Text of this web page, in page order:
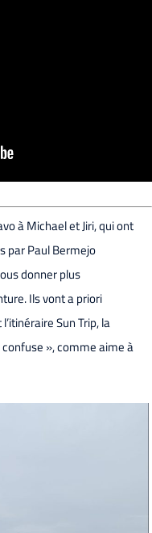
à Michael et Jiri, qui ont
par Paul Bermejo
donner plus
Ils vont a priori
Sun Trip, la
», comme aime à